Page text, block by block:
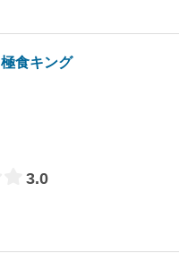
極食キング
3.0